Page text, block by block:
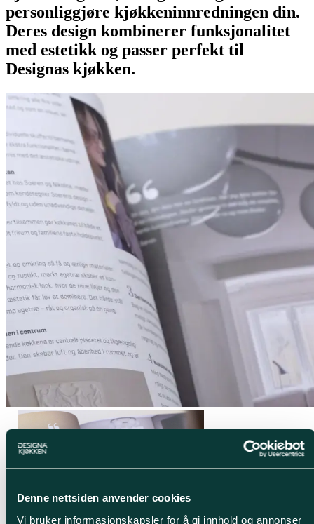
Denne nettsiden anvender cookies
Vi bruker informasjonskapsler for å gi innhold og annonser
personliggjøre kjøkkeninnredningen din.
Deres design kombinerer funksjonalitet
med estetikk og passer perfekt til
Designas kjøkken.